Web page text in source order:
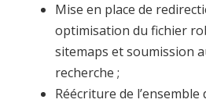
Mise en place de
optimisation du fichier
sitemaps et soumission
recherche ;
Réécriture de